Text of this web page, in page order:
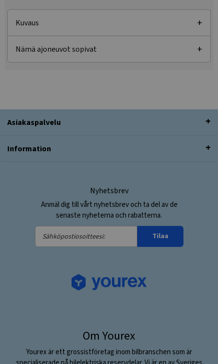
Kuvaus
Nämä ajoneuvot sopivat
Asiakaspalvelu
Information
Nyhetsbrev
Anmäl dig till vårt nyhetsbrev och ta del av de
senaste nyheterna och rabatterna.
Sähköpostiosoitteesi:
Tilaa
Om Yourex
Yourex är ett grossistföretag inom bilbranschen som är